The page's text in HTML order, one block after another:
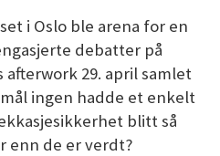
i Oslo ble arena for en
debatter på
afterwork 29. april samlet
ingen hadde et enkelt
blitt så
enn de er verdt?